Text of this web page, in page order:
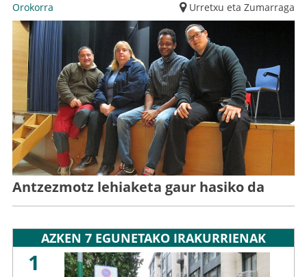
Orokorra Urretxu eta Zumarraga
Antzezmotz lehiaketa gaur hasiko da
AZKEN 7 EGUNETAKO IRAKURRIENAK
1